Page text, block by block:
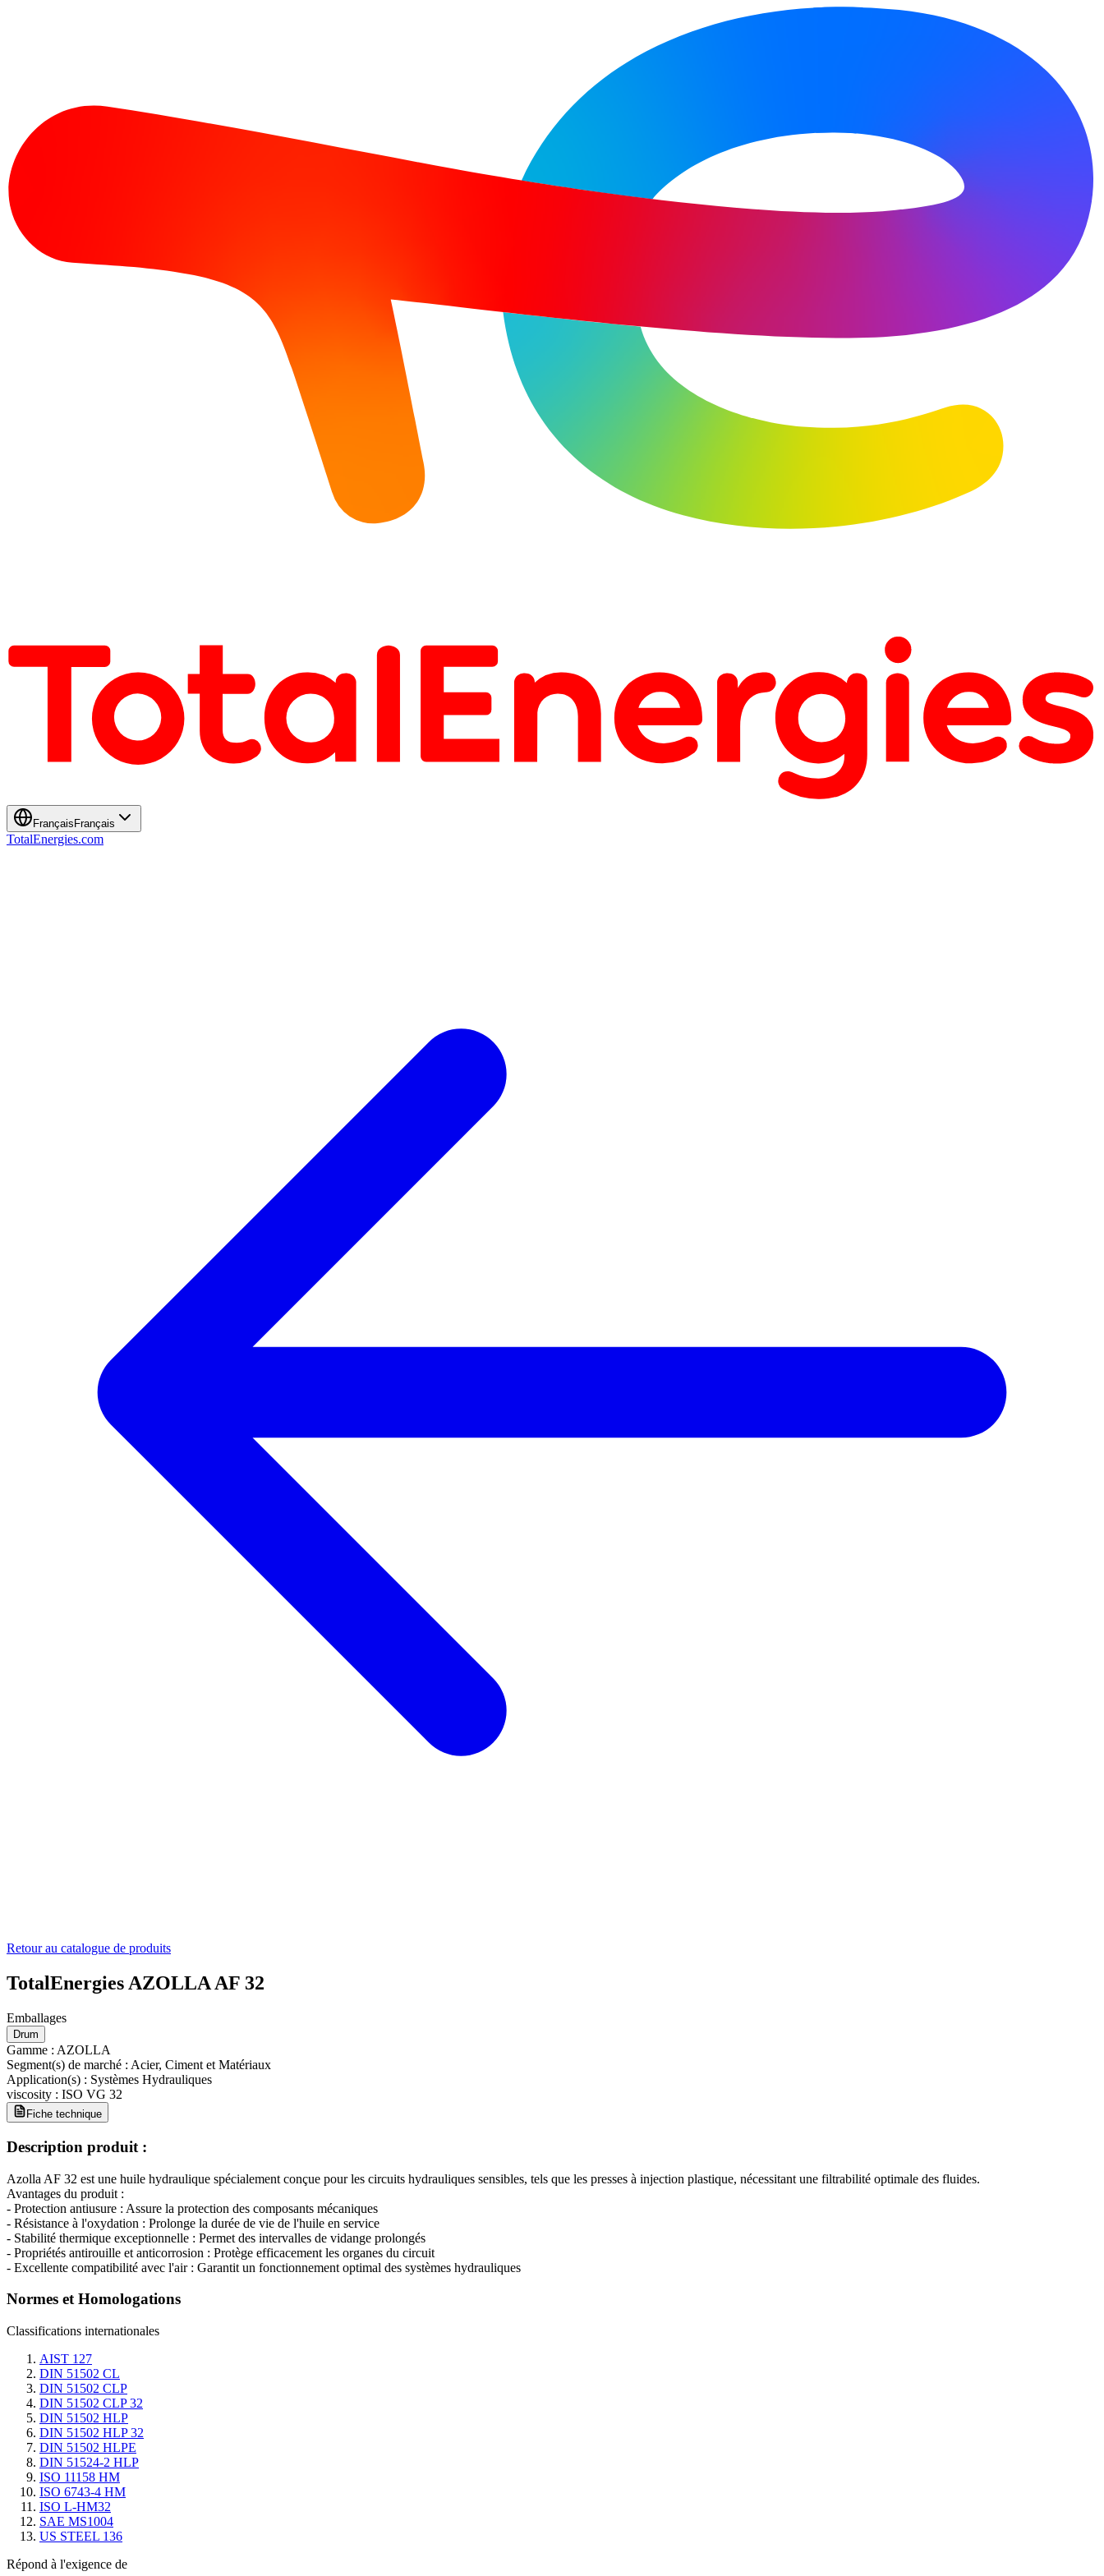
Français Français
TotalEnergies.com
Retour au catalogue de produits
TotalEnergies AZOLLA AF 32
Emballages
Drum
Gamme : AZOLLA
Segment(s) de marché : Acier, Ciment et Matériaux
Application(s) : Systèmes Hydrauliques
viscosity : ISO VG 32
Fiche technique
Description produit :
Azolla AF 32 est une huile hydraulique spécialement conçue pour les circuits hydrauliques sensibles, tels que les presses à injection plastique, nécessitant une filtrabilité optimale des fluides.
Avantages du produit :
- Protection antiusure : Assure la protection des composants mécaniques
- Résistance à l'oxydation : Prolonge la durée de vie de l'huile en service
- Stabilité thermique exceptionnelle : Permet des intervalles de vidange prolongés
- Propriétés antirouille et anticorrosion : Protège efficacement les organes du circuit
- Excellente compatibilité avec l'air : Garantit un fonctionnement optimal des systèmes hydrauliques
Normes et Homologations
Classifications internationales
AIST 127
DIN 51502 CL
DIN 51502 CLP
DIN 51502 CLP 32
DIN 51502 HLP
DIN 51502 HLP 32
DIN 51502 HLPE
DIN 51524-2 HLP
ISO 11158 HM
ISO 6743-4 HM
ISO L-HM32
SAE MS1004
US STEEL 136
Répond à l'exigence de